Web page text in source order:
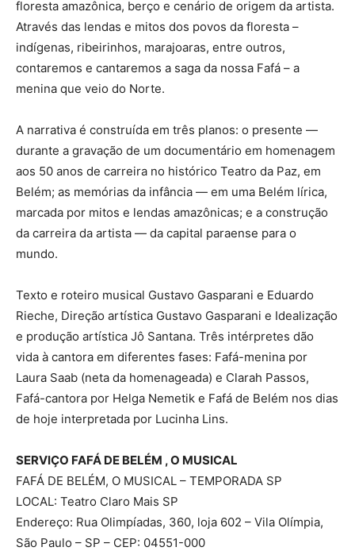
floresta amazônica, berço e cenário de origem da artista.
Através das lendas e mitos dos povos da floresta –
indígenas, ribeirinhos, marajoaras, entre outros,
contaremos e cantaremos a saga da nossa Fafá – a
menina que veio do Norte.
A narrativa é construída em três planos: o presente —
durante a gravação de um documentário em homenagem
aos 50 anos de carreira no histórico Teatro da Paz, em
Belém; as memórias da infância — em uma Belém lírica,
marcada por mitos e lendas amazônicas; e a construção
da carreira da artista — da capital paraense para o
mundo.
Texto e roteiro musical Gustavo Gasparani e Eduardo
Rieche, Direção artística Gustavo Gasparani e Idealização
e produção artística Jô Santana. Três intérpretes dão
vida à cantora em diferentes fases: Fafá-menina por
Laura Saab (neta da homenageada) e Clarah Passos,
Fafá-cantora por Helga Nemetik e Fafá de Belém nos dias
de hoje interpretada por Lucinha Lins.
SERVIÇO FAFÁ DE BELÉM , O MUSICAL
FAFÁ DE BELÉM, O MUSICAL – TEMPORADA SP
LOCAL: Teatro Claro Mais SP
Endereço: Rua Olimpíadas, 360, loja 602 – Vila Olímpia,
São Paulo – SP – CEP: 04551-000